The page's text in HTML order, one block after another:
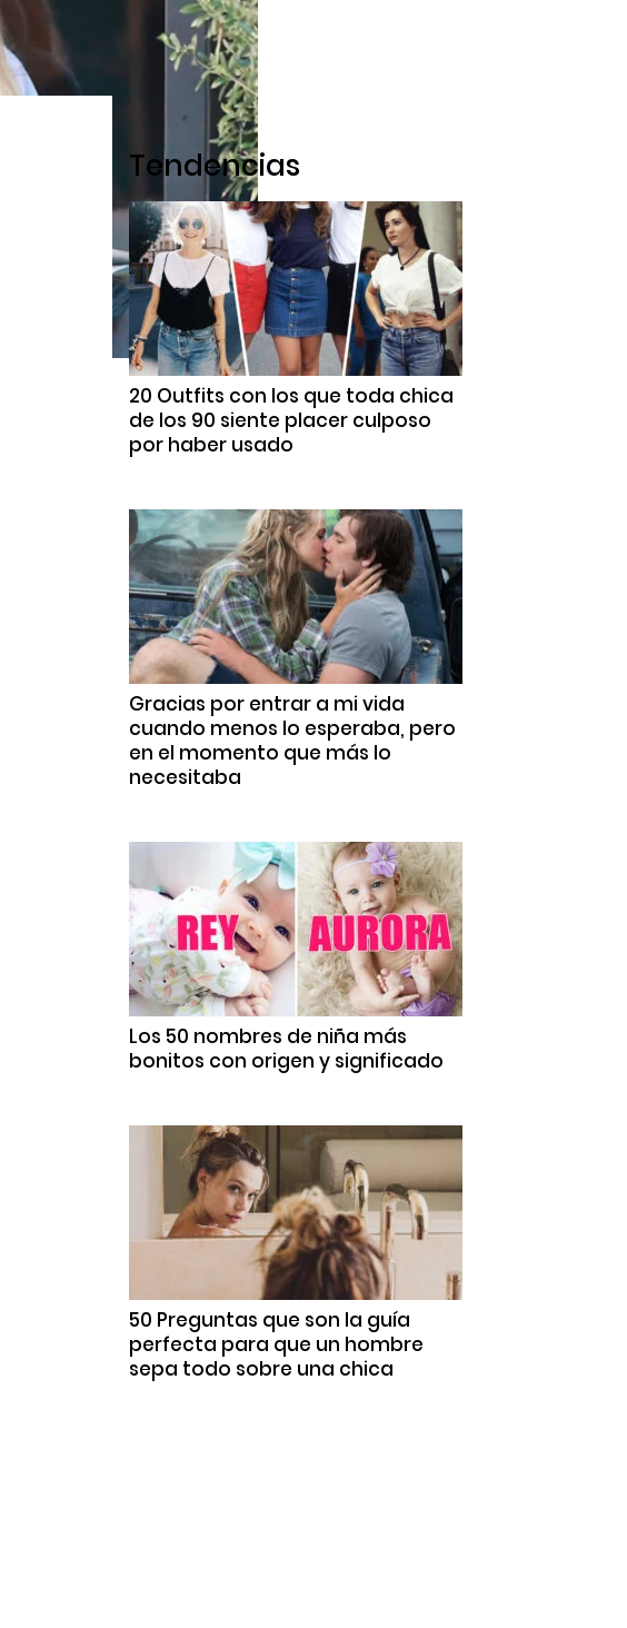
Tendencias
20 Outfits con los que toda chica
de los 90 siente placer culposo
por haber usado
Gracias por entrar a mi vida
cuando menos lo esperaba, pero
en el momento que más lo
necesitaba
Los 50 nombres de niña más
bonitos con origen y significado
50 Preguntas que son la guía
perfecta para que un hombre
sepa todo sobre una chica